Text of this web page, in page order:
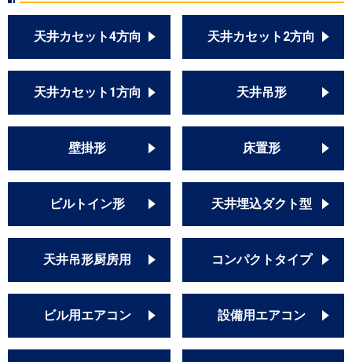
天井カセット4方向 天井カセット2方向
天井カセット1方向 天井吊形
壁掛形 床置形
ビルトイン形 天井埋込ダクト型
天井吊形厨房用 コンパクトタイプ
ビル用エアコン 設備用エアコン